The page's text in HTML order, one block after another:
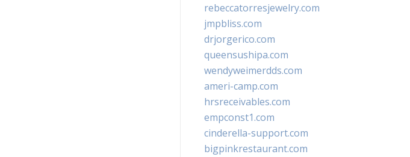
rebeccatorresjewelry.com
jmpbliss.com
drjorgerico.com
queensushipa.com
wendyweimerdds.com
ameri-camp.com
hrsreceivables.com
empconst1.com
cinderella-support.com
bigpinkrestaurant.com